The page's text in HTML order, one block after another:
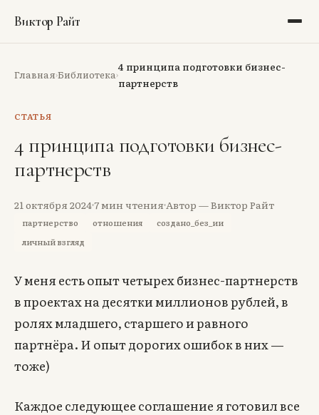
Виктор Райт
Портфолио
Обо мне
Аудит
Главная›Библиотека›
4 принципа подготовки бизнес-
партнерств
СТАТЬЯ
4 принципа подготовки бизнес-
партнерств
21 октября 20247мин чтенияАвтор — Виктор Райт
партнерство отношения
создано_без_ии
личный взгляд
У меня есть опыт четырех бизнес-партнерств
в проектах на десятки миллионов рублей, в
ролях младшего, старшего и равного
партнёра. И опыт дорогих ошибок в них —
тоже)
Каждое следующее соглашение я готовил все